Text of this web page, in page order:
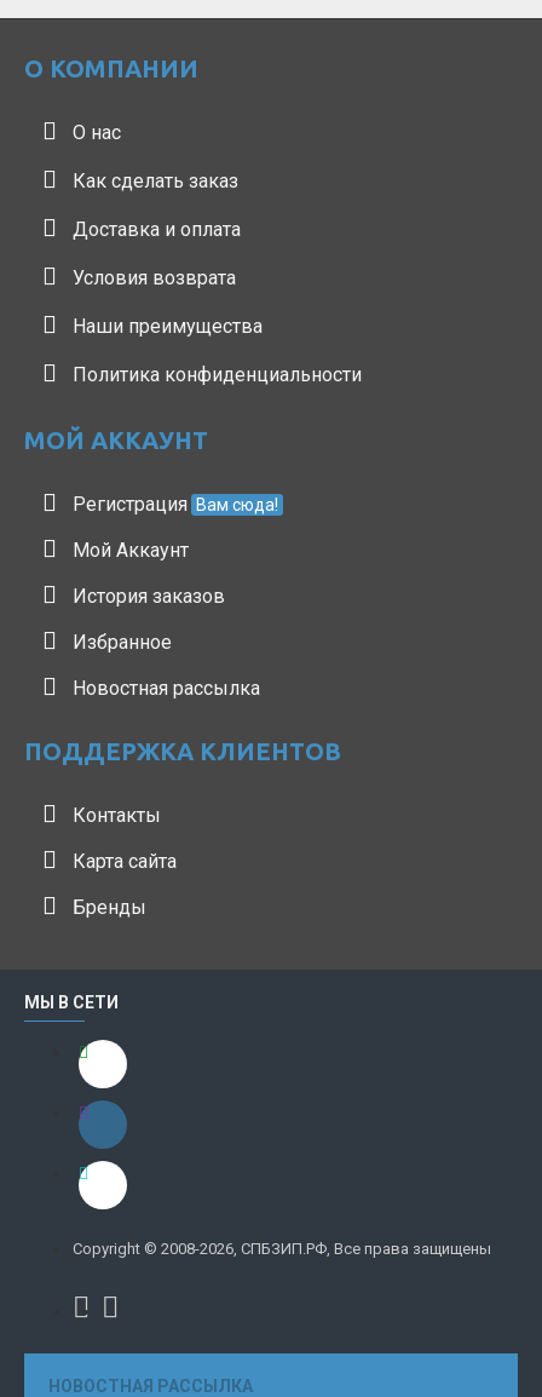
О КОМПАНИИ
О нас
Как сделать заказ
Доставка и оплата
Условия возврата
Наши преимущества
Политика конфиденциальности
МОЙ АККАУНТ
Регистрация Вам сюда!
Мой Аккаунт
История заказов
Избранное
Новостная рассылка
ПОДДЕРЖКА КЛИЕНТОВ
Контакты
Карта сайта
Бренды
МЫ В СЕТИ
Copyright © 2008-2026, СПБЗИП.РФ, Все права защищены
НОВОСТНАЯ РАССЫЛКА